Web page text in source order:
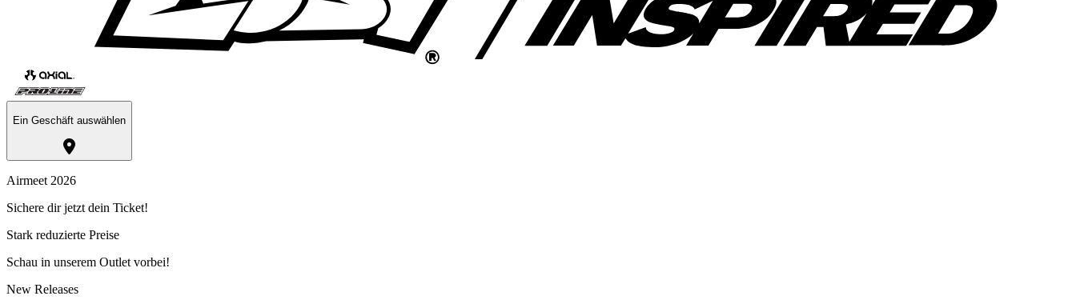
Ein Geschäft auswählen
Airmeet 2026
Sichere dir jetzt dein Ticket!
Stark reduzierte Preise
Schau in unserem Outlet vorbei!
New Releases